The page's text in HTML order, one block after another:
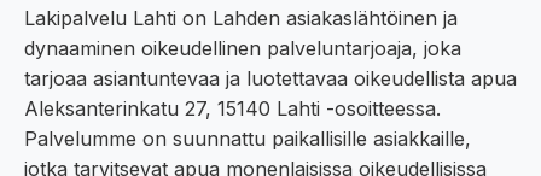
Lakipalvelu Lahti on Lahden asiakaslähtöinen ja
dynaaminen oikeudellinen palveluntarjoaja, joka
tarjoaa asiantuntevaa ja luotettavaa oikeudellista apua
Aleksanterinkatu 27, 15140 Lahti -osoitteessa.
Palvelumme on suunnattu paikallisille asiakkaille,
jotka tarvitsevat apua monenlaisissa oikeudellisissa